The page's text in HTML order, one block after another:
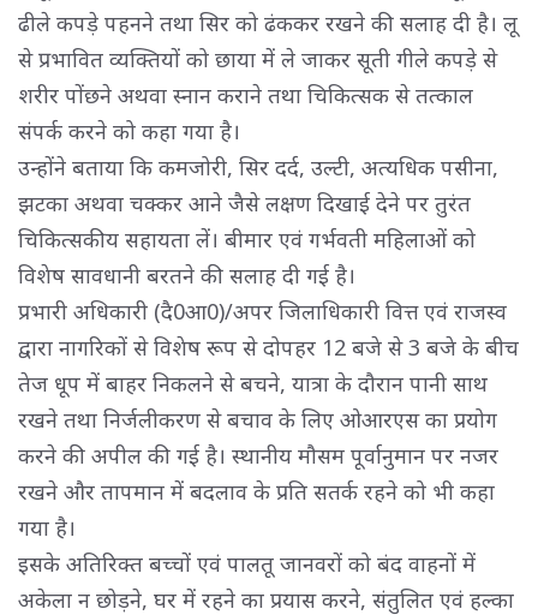
ढीले कपड़े पहनने तथा सिर को ढंककर रखने की सलाह दी है। लू
से प्रभावित व्यक्तियों को छाया में ले जाकर सूती गीले कपड़े से
शरीर पोंछने अथवा स्नान कराने तथा चिकित्सक से तत्काल
संपर्क करने को कहा गया है।
उन्होंने बताया कि कमजोरी, सिर दर्द, उल्टी, अत्यधिक पसीना,
झटका अथवा चक्कर आने जैसे लक्षण दिखाई देने पर तुरंत
चिकित्सकीय सहायता लें। बीमार एवं गर्भवती महिलाओं को
विशेष सावधानी बरतने की सलाह दी गई है।
प्रभारी अधिकारी (दै0आ0)/अपर जिलाधिकारी वित्त एवं राजस्व
द्वारा नागरिकों से विशेष रूप से दोपहर 12 बजे से 3 बजे के बीच
तेज धूप में बाहर निकलने से बचने, यात्रा के दौरान पानी साथ
रखने तथा निर्जलीकरण से बचाव के लिए ओआरएस का प्रयोग
करने की अपील की गई है। स्थानीय मौसम पूर्वानुमान पर नजर
रखने और तापमान में बदलाव के प्रति सतर्क रहने को भी कहा
गया है।
इसके अतिरिक्त बच्चों एवं पालतू जानवरों को बंद वाहनों में
अकेला न छोड़ने, घर में रहने का प्रयास करने, संतुलित एवं हल्का